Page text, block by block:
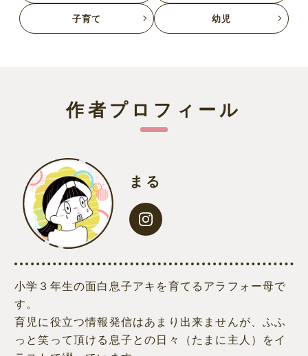
子育て 幼児
作者プロフィール
まる
小学３年生の面白息子アキを育てるアラフォー母で
す。
育児に役立つ情報発信はあまり出来ませんが、ふふ
っと笑って頂ける息子との日々（たまに主人）をイ